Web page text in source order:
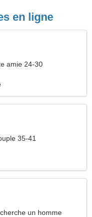
en ligne
amie 24-30
35-41
un homme